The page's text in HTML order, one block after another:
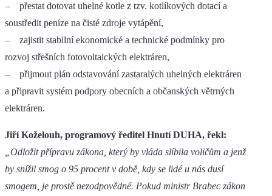
– přestat dotovat uhelné kotle z tzv. kotlíkových dotací a
soustředit peníze na čisté zdroje vytápění,
– zajistit stabilní ekonomické a technické podmínky pro
rozvoj střešních fotovoltaických elektráren,
– přijmout plán odstavování zastaralých uhelných elektráren
a připravit systém podpory obecních a občanských větrných
elektráren.
Jiří Koželouh, programový ředitel Hnutí DUHA, řekl:
„Odložit přípravu zákona, který by vláda slíbila voličům a jenž
by snížil smog o 95 procent v době, kdy se lidé u nás dusí
smogem, je prostě nezodpovědné. Pokud ministr Brabec zákon